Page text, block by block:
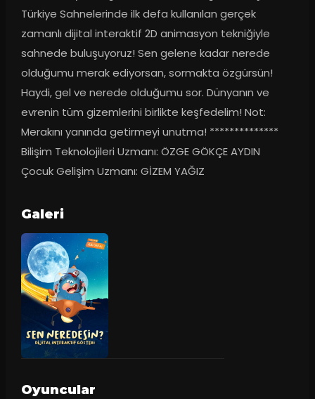
Türkiye Sahnelerinde ilk defa kullanılan gerçek
zamanlı dijital interaktif 2D animasyon tekniğiyle
sahnede buluşuyoruz! Sen gelene kadar nerede
olduğumu merak ediyorsan, sormakta özgürsün!
Haydi, gel ve nerede olduğumu sor. Dünyanın ve
evrenin tüm gizemlerini birlikte keşfedelim! Not:
Merakını yanında getirmeyi unutma! **************
Bilişim Teknolojileri Uzmanı: ÖZGE GÖKÇE AYDIN
Çocuk Gelişim Uzmanı: GİZEM YAĞIZ
Galeri
Oyuncular